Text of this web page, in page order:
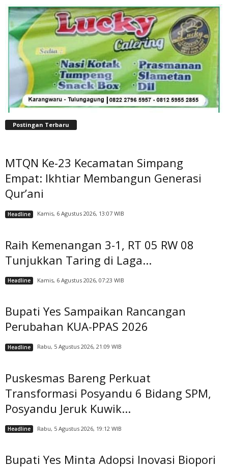
Postingan Terbaru
MTQN Ke-23 Kecamatan Simpang
Empat: Ikhtiar Membangun Generasi
Qur’ani
Headline Kamis, 6 Agustus 2026, 13:07 WIB
Raih Kemenangan 3-1, RT 05 RW 08
Tunjukkan Taring di Laga...
Headline Kamis, 6 Agustus 2026, 07:23 WIB
Bupati Yes Sampaikan Rancangan
Perubahan KUA-PPAS 2026
Headline Rabu, 5 Agustus 2026, 21:09 WIB
Puskesmas Bareng Perkuat
Transformasi Posyandu 6 Bidang SPM,
Posyandu Jeruk Kuwik...
Headline Rabu, 5 Agustus 2026, 19:12 WIB
Bupati Yes Minta Adopsi Inovasi Biopori